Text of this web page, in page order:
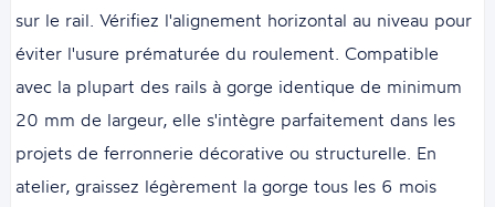
sur le rail. Vérifiez l'alignement horizontal au niveau pour
éviter l'usure prématurée du roulement. Compatible
avec la plupart des rails à gorge identique de minimum
20 mm de largeur, elle s'intègre parfaitement dans les
projets de ferronnerie décorative ou structurelle. En
atelier, graissez légèrement la gorge tous les 6 mois